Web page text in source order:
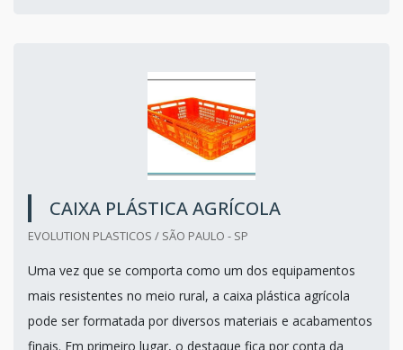
CAIXA PLÁSTICA AGRÍCOLA
EVOLUTION PLASTICOS / SÃO PAULO - SP
Uma vez que se comporta como um dos equipamentos
mais resistentes no meio rural, a caixa plástica agrícola
pode ser formatada por diversos materiais e acabamentos
finais. Em primeiro lugar, o destaque fica por conta da